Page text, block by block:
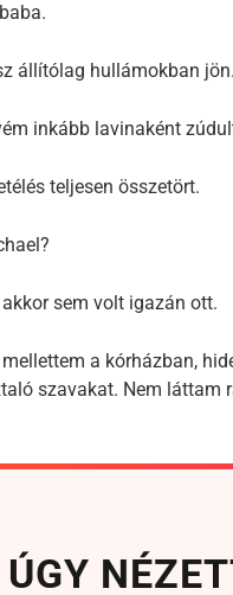
állítólag hullámokban jön.
inkább lavinaként
teljesen összetört.
akkor sem volt igazán ott.
a kórházban,
szavakat. Nem láttam
ÚGY